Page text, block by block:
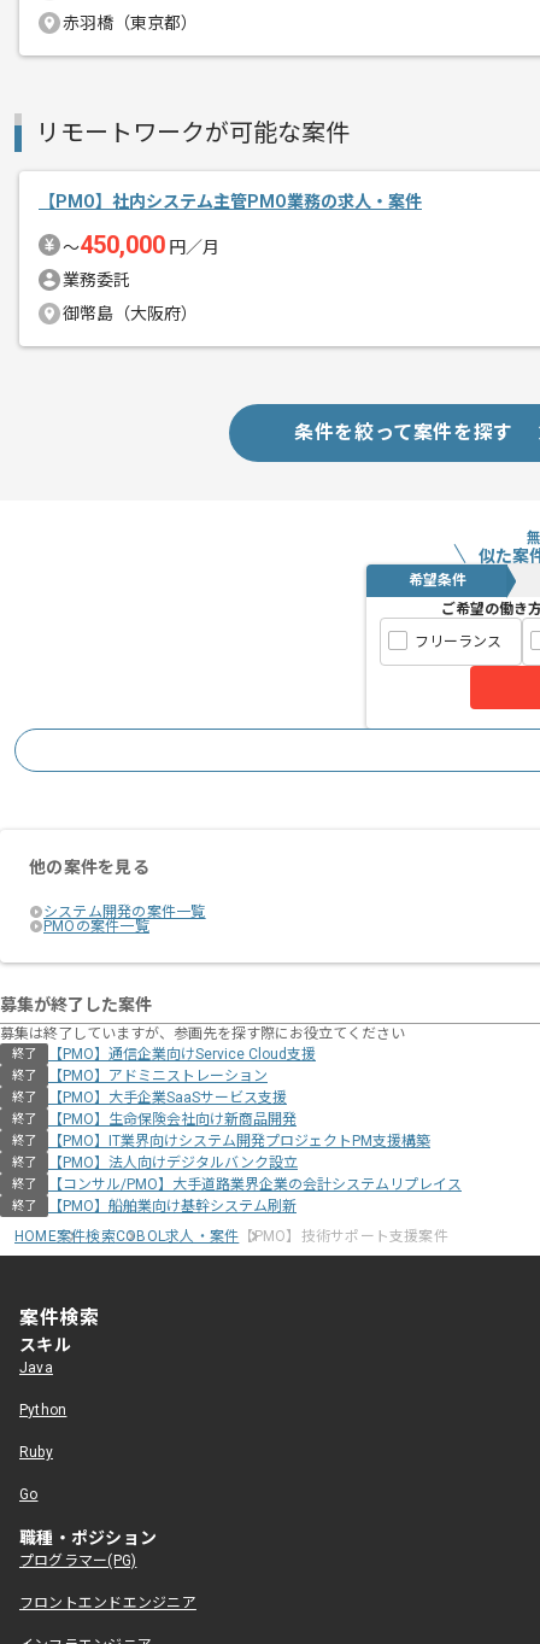
赤羽橋（東京都）
リモートワークが可能な案件
【PMO】社内システム主管PMO業務の求人・案件
〜450,000 円／月
業務委託
御幣島（大阪府）
条件を絞って案件を探す
似た案
希望条件
ご希望の働き
フリーランス
他の案件を見る
システム開発の案件一覧
PMOの案件一覧
募集が終了した案件
募集は終了していますが、参画先を探す際にお役立てください
終了 【PMO】通信企業向けService Cloud支援
終了 【PMO】アドミニストレーション
終了 【PMO】大手企業SaaSサービス支援
終了 【PMO】生命保険会社向け新商品開発
終了 【PMO】IT業界向けシステム開発プロジェクトPM支援構築
終了 【PMO】法人向けデジタルバンク設立
終了 【コンサル/PMO】大手道路業界企業の会計システムリプレイス
終了
【PMO】船舶業向け基幹システム刷新
HOME案件検索COBOL求人・案件 【PMO】技術サポート支援案件
案件検索
スキル
Java
Python
Ruby
Go
職種・ポジション
プログラマー(PG)
フロントエンドエンジニア